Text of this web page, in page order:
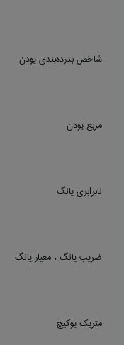
شاخص بدرده‌بندی یودن
مربع یودن
نابرابری یانگ
ضریب یانگ ، معیار یانگ
متریک یوکیچ